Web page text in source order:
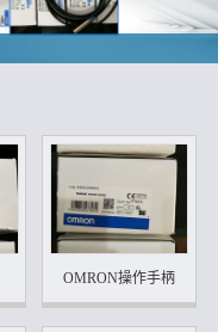
OMRON操作手柄